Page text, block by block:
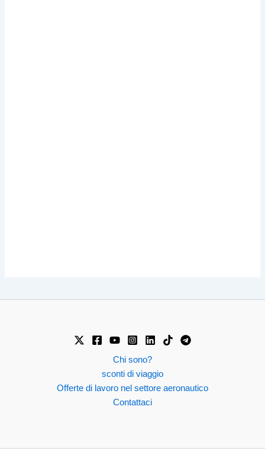
Chi sono?
sconti di viaggio
Offerte di lavoro nel settore aeronautico
Contattaci